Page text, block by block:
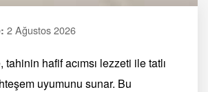
2 Ağustos 2026
hafif acımsı lezzeti ile tatlı
uyumunu sunar. Bu